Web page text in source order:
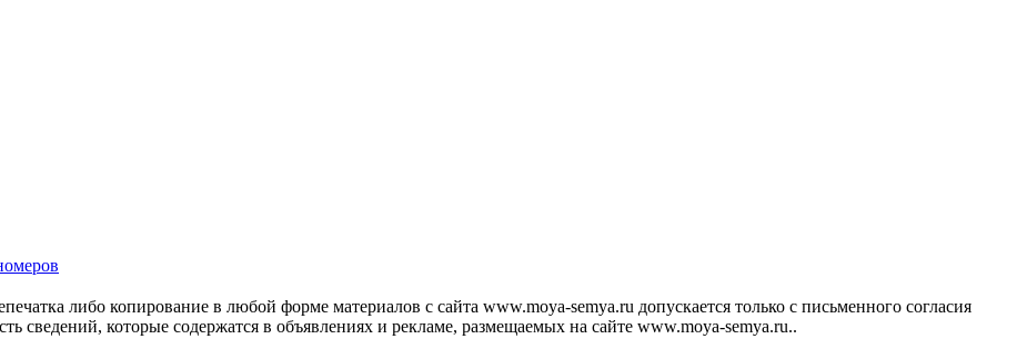
либо копирование в любой форме материалов с сайта www.moya-semya.ru допускается только с письменного согласия
сведений, которые содержатся в объявлениях и рекламе, размещаемых на сайте www.moya-semya.ru..